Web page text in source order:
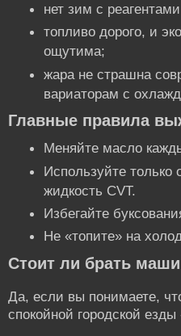
нет зим с
топливо дорого, и
ощутима;
жара не страшна
вариаторам с
Главные правила
Меняйте масло
Используйте только
жидкость CVT.
Избегайте
Не «топите» на
Стоит ли брать
Да, если вы понимаете,
спокойной городской